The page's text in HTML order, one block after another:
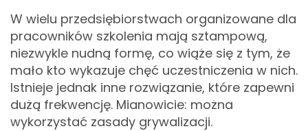
W wielu przedsiębiorstwach organizowane dla
pracowników szkolenia mają sztampową,
niezwykle nudną formę, co wiąże się z tym, że
mało kto wykazuje chęć uczestniczenia w nich.
Istnieje jednak inne rozwiązanie, które zapewni
dużą frekwencję. Mianowicie: można
wykorzystać zasady grywalizacji.